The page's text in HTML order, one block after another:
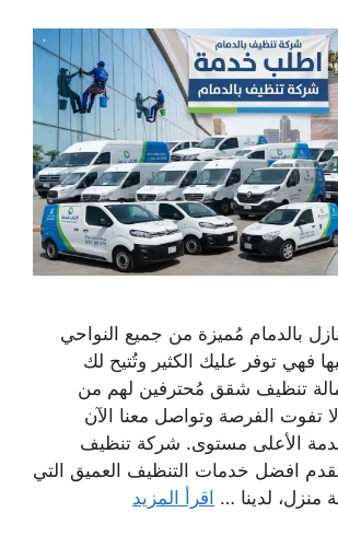
بالدمام مُميزة من جميع النواحي
فهي توفر عليك الكثير وتُتيح لك
تنظيف شقق مُحترفين لهم من
تفوت الفرصة وتواصل معنا الآن
الأعلى مستوى. شركة تنظيف
تقدم افضل خدمات التنظيف العميق التي
منزل، لدينا … اقرأ المزيد